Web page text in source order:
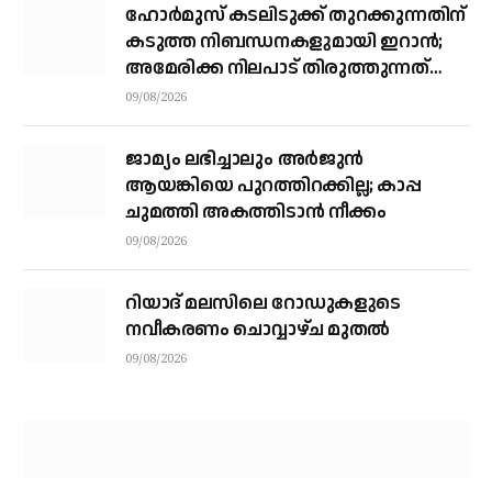
ഹോര്‍മുസ് കടലിടുക്ക് തുറക്കുന്നതിന്
കടുത്ത നിബന്ധനകളുമായി ഇറാന്‍;
അമേരിക്ക നിലപാട് തിരുത്തുന്നത്
വരെ തുറക്കില്ലെന്ന് കൗണ്‍സില്‍
09/08/2026
ജാമ്യം ലഭിച്ചാലും അര്‍ജുന്‍
ആയങ്കിയെ പുറത്തിറക്കില്ല; കാപ്പ
ചുമത്തി അകത്തിടാന്‍ നീക്കം
09/08/2026
റിയാദ് മലസിലെ റോഡുകളുടെ
നവീകരണം ചൊവ്വാഴ്ച മുതല്‍
09/08/2026